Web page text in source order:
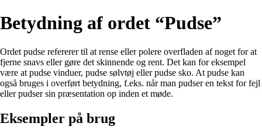
Betydning af ordet “Pudse”
Ordet pudse refererer til at rense eller polere overfladen af noget for at
fjerne snavs eller gøre det skinnende og rent. Det kan for eksempel
være at pudse vinduer, pudse sølvtøj eller pudse sko. At pudse kan
også bruges i overført betydning, f.eks. når man pudser en tekst for fejl
eller pudser sin præsentation op inden et møde.
Eksempler på brug